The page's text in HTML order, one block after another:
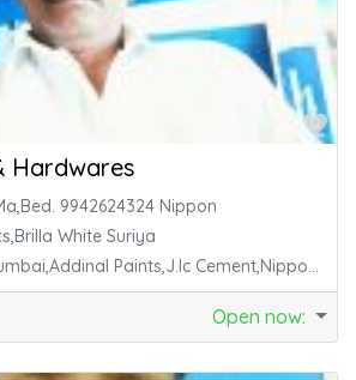
Hardwares
9942624324 Nippon
White Suriya
Paints,J.Ic Cement,Nippon
And Plastic Paints.
Open now: